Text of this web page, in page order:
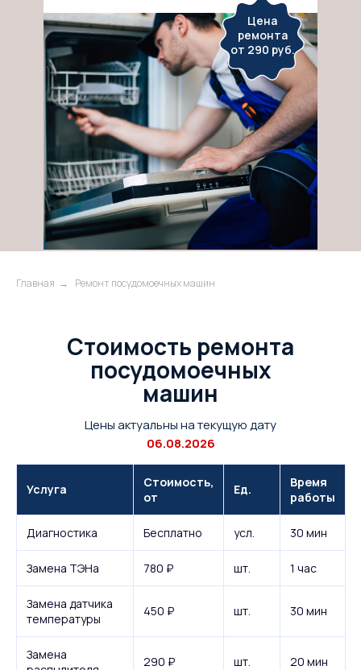
Цена
ремонта
от 290 руб.
Главная → Ремонт посудомоечных машин
Стоимость ремонта
посудомоечных
машин
Цены актуальны на текущую дату
06.08.2026
Услуга
Стоимость,
от
Ед.
Время
работы
Диагностика Бесплатно усл. 30 мин
Замена ТЭНа 780 ₽ шт. 1 час
Замена датчика
температуры
450 ₽ шт. 30 мин
Замена
290 ₽ шт. 20 мин